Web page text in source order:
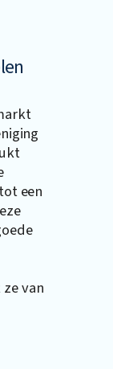
een
van